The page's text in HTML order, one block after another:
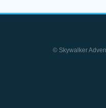
© Skywalker